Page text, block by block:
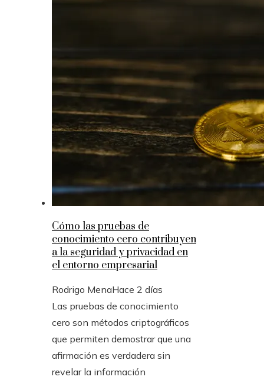
Cómo las pruebas de
conocimiento cero contribuyen
a la seguridad y privacidad en
el entorno empresarial
Rodrigo MenaHace 2 días
Las pruebas de conocimiento
cero son métodos criptográficos
que permiten demostrar que una
afirmación es verdadera sin
revelar la información